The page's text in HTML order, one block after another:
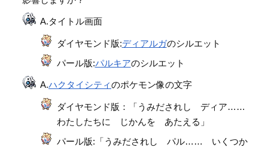
A.タイトル画面
ダイヤモンド版:ディアルガのシルエット
パール版:パルキアのシルエット
A.ハクタイシティのポケモン像の文字
ダイヤモンド版：「うみだされし ディア……
わたしたちに じかんを あたえる」
パール版:「うみだされし パル…… いくつか